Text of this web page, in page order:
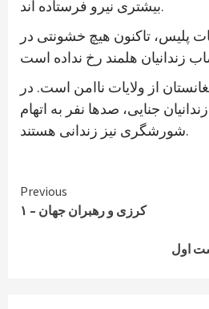
بیشتری نیرو فرستاده اند.
پلیس، تاکنون هیچ خشونتی در
از ولایات ناامن است. در
جنایی، صدها نفر به اتهام
شورشگری نیز زندانی هستند.
Continue
Reading
Previous
کرزی و رهبران جهان – ۱
اول